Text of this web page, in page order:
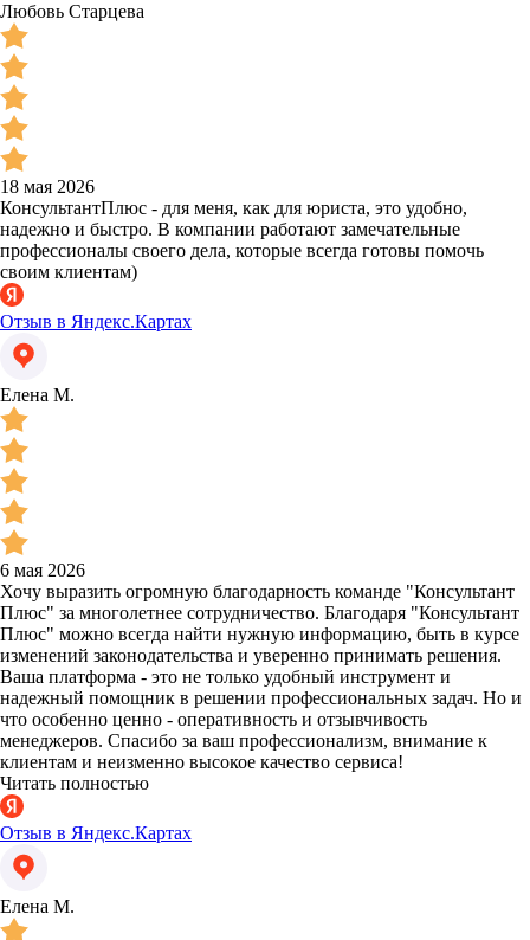
Любовь Старцева
18 мая 2026
КонсультантПлюс - для меня, как для юриста, это удобно,
надежно и быстро. В компании работают замечательные
профессионалы своего дела, которые всегда готовы помочь
своим клиентам)
Отзыв в Яндекс.Картах
Елена М.
6 мая 2026
Хочу выразить огромную благодарность команде "Консультант
Плюс" за многолетнее сотрудничество. Благодаря "Консультант
Плюс" можно всегда найти нужную информацию, быть в курсе
изменений законодательства и уверенно принимать решения.
Ваша платформа - это не только удобный инструмент и
надежный помощник в решении профессиональных задач. Но и
что особенно ценно - оперативность и отзывчивость
менеджеров. Спасибо за ваш профессионализм, внимание к
клиентам и неизменно высокое качество сервиса!
Читать полностью
Отзыв в Яндекс.Картах
Елена М.